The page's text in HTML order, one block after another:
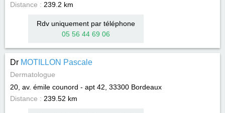
Distance : 239.2 km
Rdv uniquement par téléphone
05 56 44 69 06
Dr MOTILLON Pascale
Dermatologue
20, av. émile counord - apt 42, 33300 Bordeaux
Distance : 239.52 km